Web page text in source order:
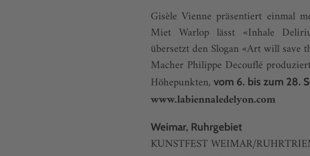
Gisèle Vienne präsentiert einmal
Miet Warlop lässt «Inhale
übersetzt den Slogan «Art will
Macher Philippe Decouflé
Höhepunkten, vom 6. bis zum 28.
www.labiennaledelyon.com
Weimar, Ruhrgebiet
KUNSTFEST WEIMAR/